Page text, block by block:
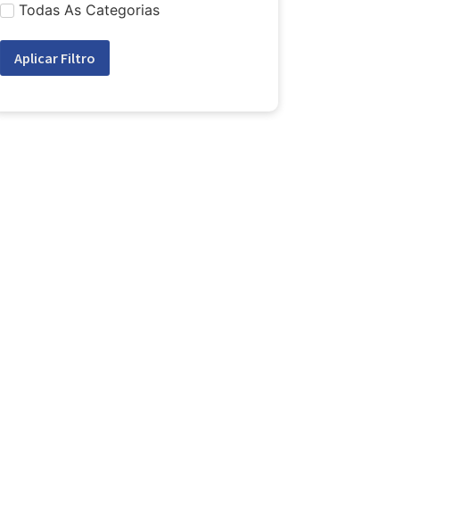
Todas As Categorias
Aplicar Filtro